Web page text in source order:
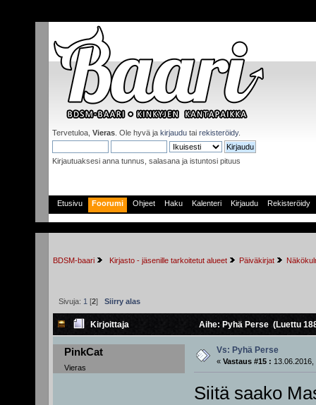
Tervetuloa, Vieras . Ole hyvä ja kirjaudu tai rekisteröidy.
Kirjautuaksesi anna tunnus, salasana ja istuntosi pituus
Etusivu Foorumi Ohjeet Haku Kalenteri Kirjaudu Rekisteröidy
BDSM-baari Kirjasto - jäsenille tarkoitetut alueet Päiväkirjat
Sivuja: 1 [2] Siirry alas
Kirjoittaja Aihe: Pyhä Perse (Luettu
PinkCat
Vieras
Vs: Pyhä Perse
« Vastaus #15 : 13.06.2016,
Siitä saako